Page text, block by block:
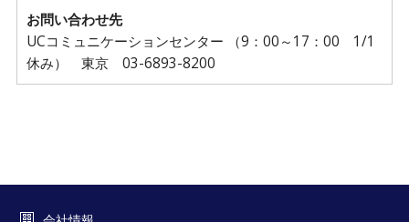
お問い合わせ先
UCコミュニケーションセンター （9：00～17：00 1/1
休み） 東京 03-6893-8200